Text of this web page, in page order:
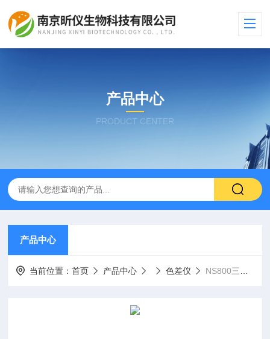
产品中心
PRODUCT CENTER
产品中心
当前位置：首页 产品中心 色差仪 NS800三恩时 便携式色差仪检测试仪分光测色仪